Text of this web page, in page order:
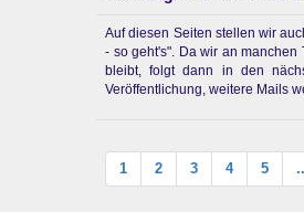
Auf diesen Seiten stellen wir
- so geht's". Da wir an
bleibt, folgt dann in den
Veröffentlichung, weitere Mails
1 2 3 4 5